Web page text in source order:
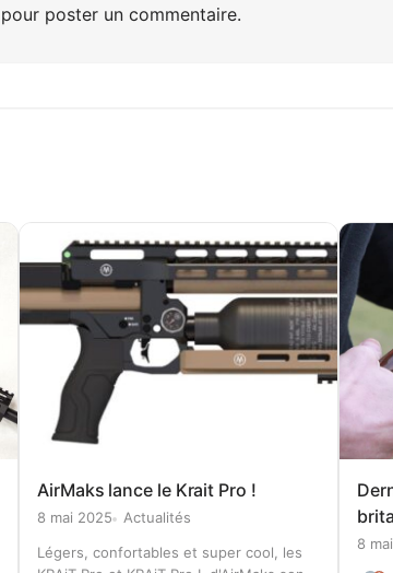
pour poster un commentaire.
AirMaks lance le Krait Pro !
8 mai 2025
Actualités
Légers, confortables et super cool, les
8